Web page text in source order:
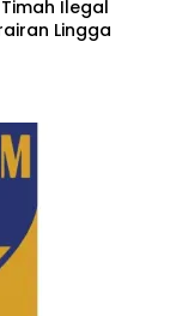
Timah Ilegal
Lingga